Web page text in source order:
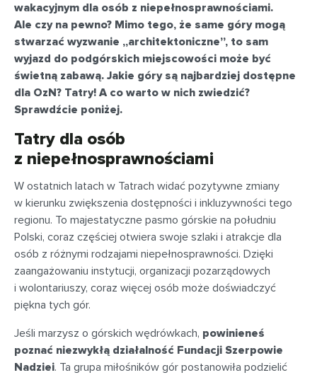
wakacyjnym dla osób z niepełnosprawnościami.
Ale czy na pewno? Mimo tego, że same góry mogą
stwarzać wyzwanie „architektoniczne”, to sam
wyjazd do podgórskich miejscowości może być
świetną zabawą. Jakie góry są najbardziej dostępne
dla OzN? Tatry! A co warto w nich zwiedzić?
Sprawdźcie poniżej.
Tatry dla osób
z niepełnosprawnościami
W ostatnich latach w Tatrach widać pozytywne zmiany
w kierunku zwiększenia dostępności i inkluzywności tego
regionu. To majestatyczne pasmo górskie na południu
Polski, coraz częściej otwiera swoje szlaki i atrakcje dla
osób z różnymi rodzajami niepełnosprawności. Dzięki
zaangażowaniu instytucji, organizacji pozarządowych
i wolontariuszy, coraz więcej osób może doświadczyć
piękna tych gór.
Jeśli marzysz o górskich wędrówkach, powinieneś
poznać niezwykłą działalność Fundacji Szerpowie
Nadziei. Ta grupa miłośników gór postanowiła podzielić